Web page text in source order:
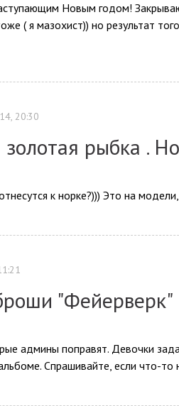
Новым годом!
( я мазохист)) но результат
20:30
золотая рыбка .
к норке?))) Это на
"Фейерверк"
админы поправят. Девочки
Спрашивайте, если что-то